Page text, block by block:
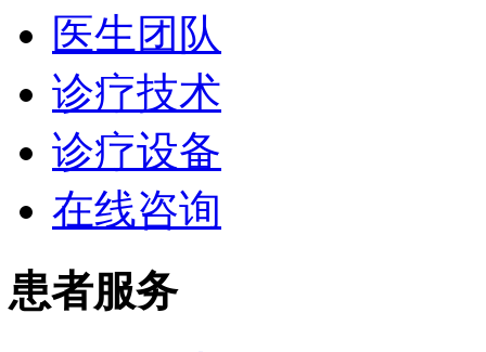
医生团队
诊疗技术
诊疗设备
在线咨询
患者服务